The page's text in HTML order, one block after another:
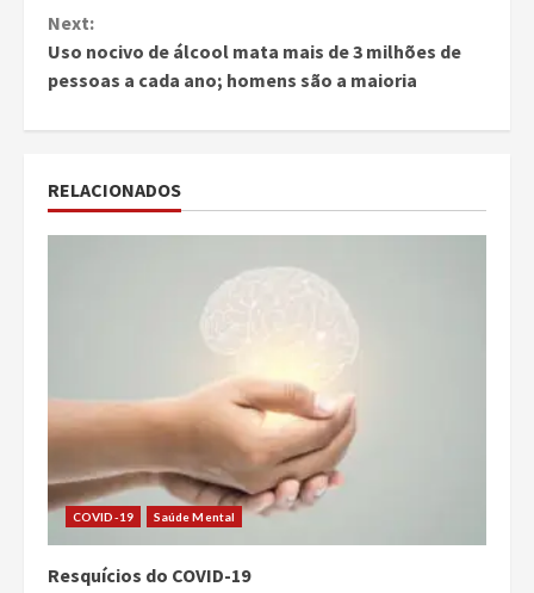
Next:
Uso nocivo de álcool mata mais de 3 milhões de
pessoas a cada ano; homens são a maioria
RELACIONADOS
COVID-19 Saúde Mental
Resquícios do COVID-19